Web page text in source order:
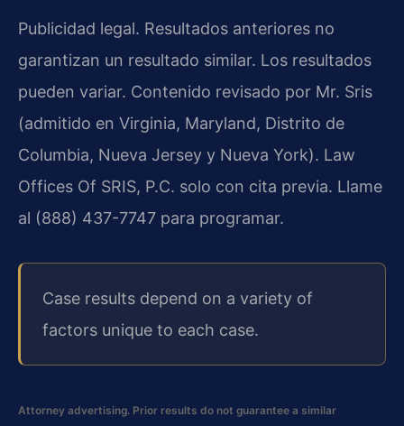
Publicidad legal. Resultados anteriores no
garantizan un resultado similar. Los resultados
pueden variar. Contenido revisado por Mr. Sris
(admitido en Virginia, Maryland, Distrito de
Columbia, Nueva Jersey y Nueva York). Law
Offices Of SRIS, P.C. solo con cita previa. Llame
al (888) 437-7747 para programar.
Case results depend on a variety of
factors unique to each case.
Attorney advertising. Prior results do not guarantee a similar